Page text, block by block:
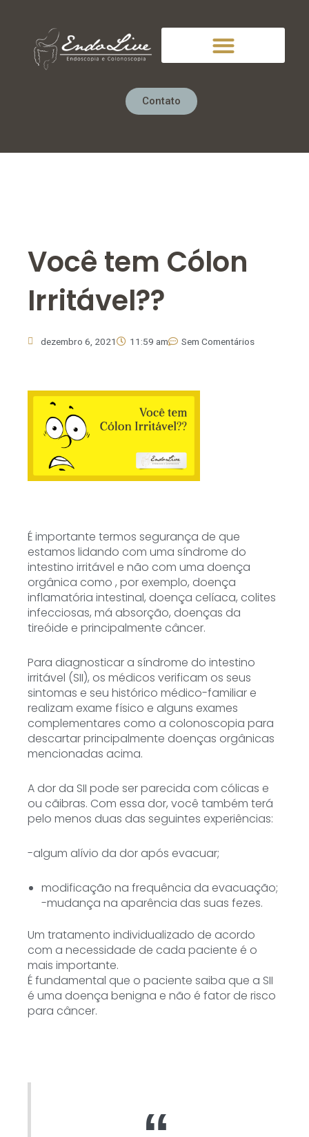
conteúdo
Contato
Você tem Cólon
Irritável??
dezembro 6, 2021 11:59 am Sem Comentários
É importante termos segurança de que
estamos lidando com uma síndrome do
intestino irritável e não com uma doença
orgânica como , por exemplo, doença
inflamatória intestinal, doença celíaca, colites
infecciosas, má absorção, doenças da
tireóide e principalmente câncer.
Para diagnosticar a síndrome do intestino
irritável (SII), os médicos verificam os seus
sintomas e seu histórico médico-familiar e
realizam exame físico e alguns exames
complementares como a colonoscopia para
descartar principalmente doenças orgânicas
mencionadas acima.
A dor da SII pode ser parecida com cólicas e
ou cãibras. Com essa dor, você também terá
pelo menos duas das seguintes experiências:
-algum alívio da dor após evacuar;
modificação na frequência da evacuação;
-mudança na aparência das suas fezes.
Um tratamento individualizado de acordo
com a necessidade de cada paciente é o
mais importante.
É fundamental que o paciente saiba que a SII
é uma doença benigna e não é fator de risco
para câncer.